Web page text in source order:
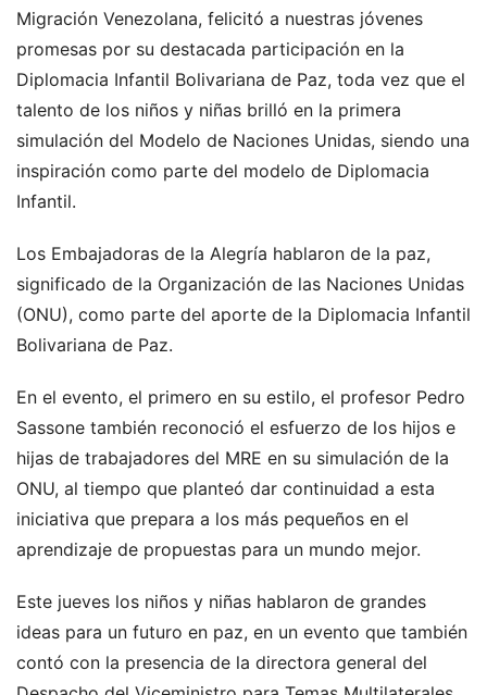
Migración Venezolana, felicitó a nuestras jóvenes
promesas por su destacada participación en la
Diplomacia Infantil Bolivariana de Paz, toda vez que el
talento de los niños y niñas brilló en la primera
simulación del Modelo de Naciones Unidas, siendo una
inspiración como parte del modelo de Diplomacia
Infantil.
Los Embajadoras de la Alegría hablaron de la paz,
significado de la Organización de las Naciones Unidas
(ONU), como parte del aporte de la Diplomacia Infantil
Bolivariana de Paz.
En el evento, el primero en su estilo, el profesor Pedro
Sassone también reconoció el esfuerzo de los hijos e
hijas de trabajadores del MRE en su simulación de la
ONU, al tiempo que planteó dar continuidad a esta
iniciativa que prepara a los más pequeños en el
aprendizaje de propuestas para un mundo mejor.
Este jueves los niños y niñas hablaron de grandes
ideas para un futuro en paz, en un evento que también
contó con la presencia de la directora general del